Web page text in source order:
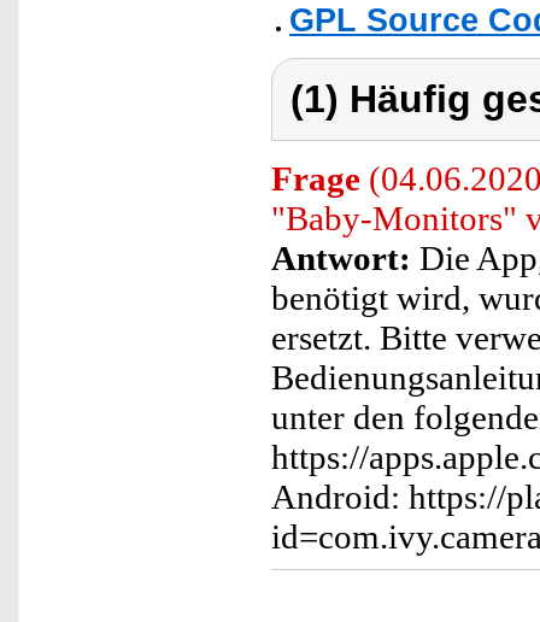
GPL Source
(1) Häufig
Frage
"Baby-Monitors"
Antwort: Die
benötigt wird,
ersetzt. Bitte
unter den
https://
Android: https://